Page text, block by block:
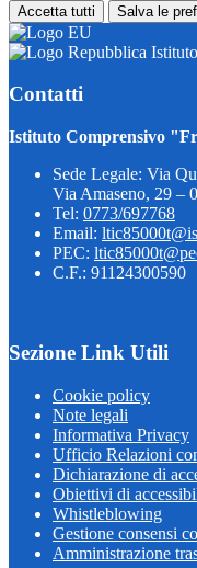
Accetta tutti Salva le
Contatti
Istituto Comprensivo
Sede Legale: Via
Via Amaseno, 29 –
Tel: 0773/697768
Email:
PEC:
C.F.: 91124300590
Sezione Link Utili
Cookie policy
Note legali
Informativa Privacy
Ufficio Relazioni
Dichiarazione di
Obiettivi di
Whistleblowing
Gestione consensi
Amministrazione